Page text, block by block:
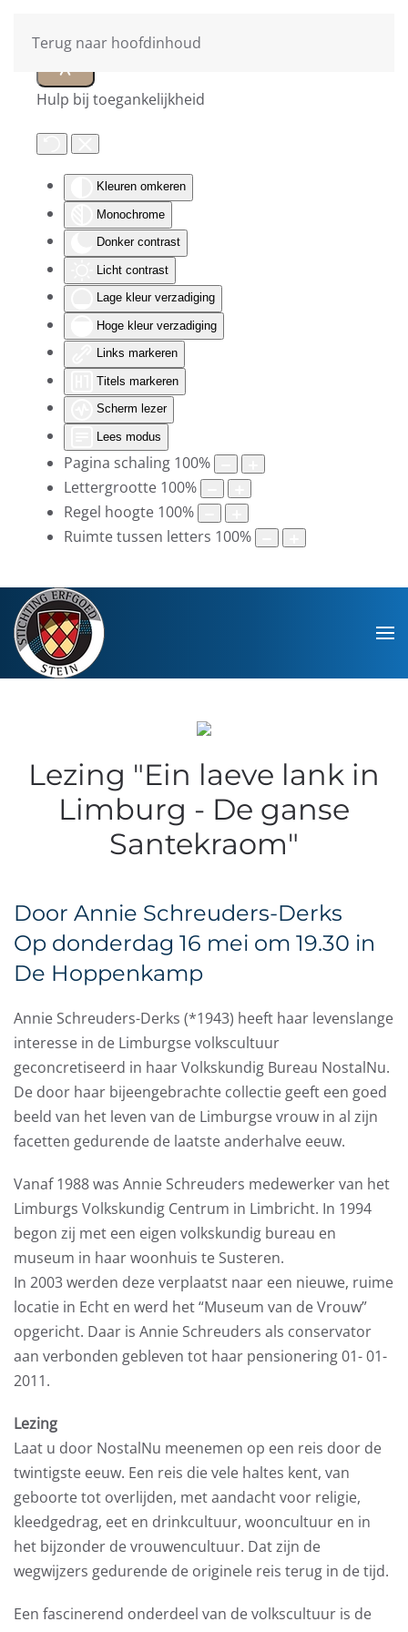
Hulp bij toegankelijkheid
Kleuren omkeren
Monochrome
Donker contrast
Licht contrast
Lage kleur verzadiging
Hoge kleur verzadiging
Links markeren
Titels markeren
Scherm lezer
Lees modus
Pagina schaling 100%
Lettergrootte 100%
Regel hoogte 100%
Ruimte tussen letters 100%
Terug naar hoofdinhoud
Lezing "Ein laeve lank in
Limburg - De ganse
Santekraom"
Door Annie Schreuders-Derks
Op donderdag 16 mei om 19.30 in
De Hoppenkamp
Annie Schreuders-Derks (*1943) heeft haar levenslange
interesse in de Limburgse volkscultuur
geconcretiseerd in haar Volkskundig Bureau NostalNu.
De door haar bijeengebrachte collectie geeft een goed
beeld van het leven van de Limburgse vrouw in al zijn
facetten gedurende de laatste anderhalve eeuw.
Vanaf 1988 was Annie Schreuders medewerker van het
Limburgs Volkskundig Centrum in Limbricht. In 1994
begon zij met een eigen volkskundig bureau en
museum in haar woonhuis te Susteren.
In 2003 werden deze verplaatst naar een nieuwe, ruime
locatie in Echt en werd het “Museum van de Vrouw”
opgericht. Daar is Annie Schreuders als conservator
aan verbonden gebleven tot haar pensionering 01- 01-
2011.
Lezing
Laat u door NostalNu meenemen op een reis door de
twintigste eeuw. Een reis die vele haltes kent, van
geboorte tot overlijden, met aandacht voor religie,
kleedgedrag, eet en drinkcultuur, wooncultuur en in
het bijzonder de vrouwencultuur. Dat zijn de
wegwijzers gedurende de originele reis terug in de tijd.
Een fascinerend onderdeel van de volkscultuur is de